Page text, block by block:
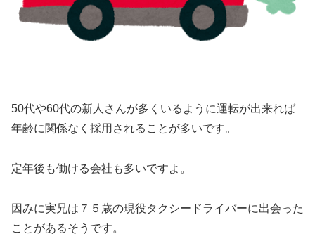
50代や60代の新人さんが多くいるように運転が出来れば
年齢に関係なく採用される ことが多いです。
定年後も働ける会社も多いですよ。
因みに実兄は７５歳の現役タクシードライバーに出会った
ことがあるそうです。